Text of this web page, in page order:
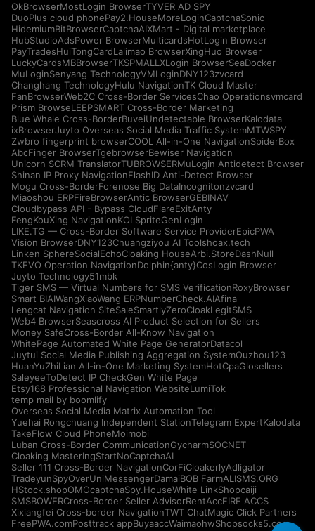
OkBrowserMostLogin BrowserTYVER AD SPY
DuoPlus cloud phonePay2.HouseMoreLoginCaptchaSonic
HidemiumBitBrowserCaptchaAIXMart - Digital marketplace
HubStudioAdsPower BrowserMulticardsHotLogin Browser
PayTradesHuiTongCardLalimao BrowserXingHuo Browser
LuckyCardsMBBrowserTKSPMALLXLogin BrowserSeaDocker
MuLoginSenyang TechnologyVMLoginDNY123zvcard
Changhang TechnologyHulu NavigationTK Cloud Master
FanBrowserWeb2C Cross-Border ServicesChao Operationsvmcard
Prism BrowseLEEPSMART Cross-Border Marketing
Blue Whale Cross-BorderBuveiUndetectable BrowserKalodata
ixBrowserJuyto Overseas Social Media Traffic SystemMTWSPY
Zwbro fingerprint browserCOOL All-in-One NavigationSpiderBox
AbcFinger BrowserTgebrowserBewiser Navigation
Unicorn SCRM TranslatorTUBROWSERMuLogin Antidetect Browser
Shinan IP Proxy NavigationFlashID Anti-Detect Browser
Mogu Cross-BorderForenose Big DataIncognitonzvcard
Miaoshou ERPFireBrowserAntic BrowserGEBINAV
Cloudbypass API - Bypass CloudFlareExitAnty
FengKouXing NavigationKOLSpriteGenLogin
LIKE.TG — Cross-Border Software Service ProviderEpicPWA
Vision BrowserDNY123Chuangziyou AI Toolshoax.tech
Linken SphereSocialEchoCloaking HouseArbi.StoreDashNull
TKEVO Operation NavigationDolphin{anty}CosLogin Browser
Juyto Technology51mbk
Tiger SMS — Virtual Numbers for SMS VerificationRoxyBrowser
Smart BIAIWangXiaoWang ERPNumberCheck.AIAfina
Lengcat Navigation SiteSaleSmartlyZeroCloakLegitSMS
Web4 BrowserSeascross AI Product Selection for Sellers
Money SafeCross-Border All-Know Navigation
WhitePage Automated White Page GeneratorDatacol
Juytui Social Media Publishing Aggregation SystemOuzhou123
HuanYuZhiLian All-in-One Marketing SystemHotCpaGlosellers
SaleyeeToDetect IP CheckGen White Page
Etsy168 Professional Navigation WebsiteLumiTok
temp mail by boomlify
Overseas Social Media Matrix Automation Tool
Yuehai Rongchuang Independent StationTelegram ExpertKalodata
TakeFlow Cloud PhoneMoimobi
Luban Cross-Border CommunicationGycharmSOCNET
Cloaking MasterIngStartNoCaptchaAI
Seller 111 Cross-Border NavigationCorFiCloakerlyAdligator
TradeyunSpyOverUniMessengerDamaiBOB FarmALISMS.ORG
HStock.shopOMOcaptchaSpy.HouseWhite LinkShopcaiji
SMSBOWERCross-Border Seller AdvisorRentAccFIRE ACCS
Xixiangfei Cross-border NavigationTWT ChatMagic Click Partners
FreePWA.comPosttrack appBuyaaccWaimaohwShopsocks5.com